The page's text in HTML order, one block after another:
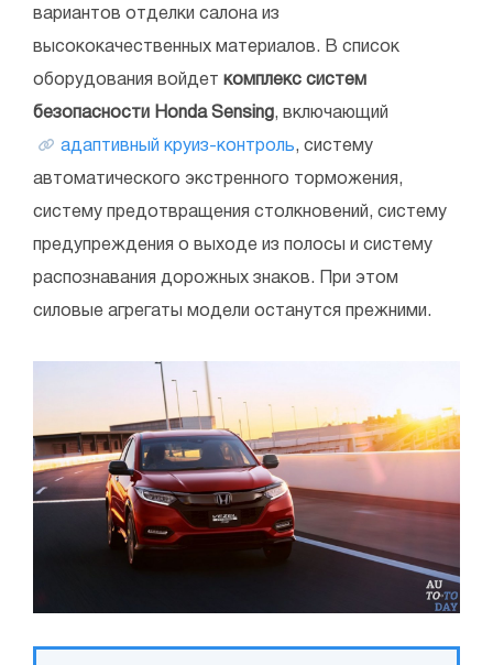
вариантов отделки салона из
высококачественных материалов. В список
оборудования войдет комплекс систем
безопасности Honda Sensing , включающий
адаптивный круиз-контроль, систему
автоматического экстренного торможения,
систему предотвращения столкновений, систему
предупреждения о выходе из полосы и систему
распознавания дорожных знаков. При этом
силовые агрегаты модели останутся прежними.